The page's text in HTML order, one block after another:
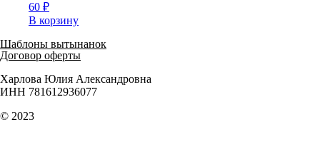
60 ₽
В корзину
Шаблоны вытынанок
Договор оферты
Харлова Юлия Александровна
ИНН 781612936077
© 2023